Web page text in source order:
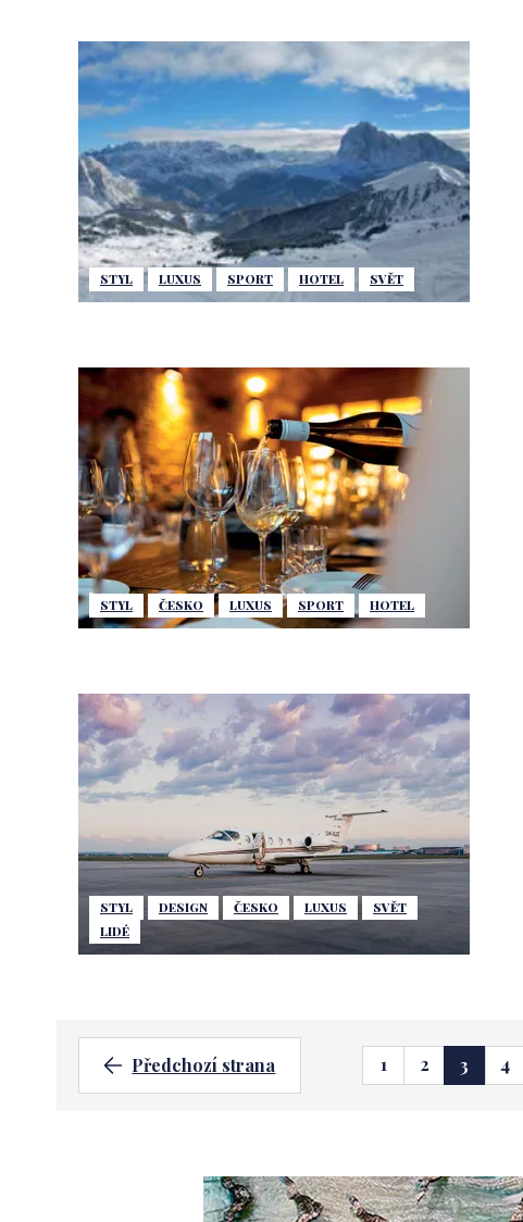
STYL LUXUS SPORT HOTEL SVĚT
STYL ČESKO LUXUS SPORT HOTEL
STYL DESIGN ČESKO LUXUS
SVĚT
LIDÉ
Předchozí strana 1 2 3 4